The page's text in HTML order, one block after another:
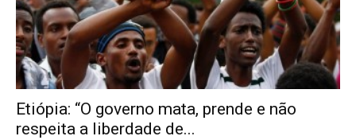
Etiópia: “O governo mata, prende e não
respeita a liberdade de...